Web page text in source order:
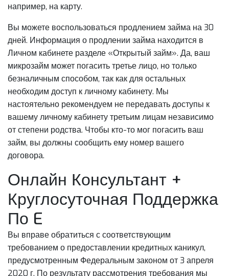
например, на карту.
Вы можете воспользоваться продлением займа на 30
дней. Информация о продлении займа находится в
Личном кабинете разделе «Открытый займ». Да, ваш
микрозайм может погасить третье лицо, но только
безналичным способом, так как для остальных
необходим доступ к личному кабинету. Мы
настоятельно рекомендуем не передавать доступы к
вашему личному кабинету третьим лицам независимо
от степени родства. Чтобы кто-то мог погасить ваш
займ, вы должны сообщить ему номер вашего
договора.
Онлайн Консультант +
Круглосуточная Поддержка
По E
Вы вправе обратиться с соответствующим
требованием о предоставлении кредитных каникул,
предусмотренным Федеральным законом от 3 апреля
2020 г. По результату рассмотрения требования мы